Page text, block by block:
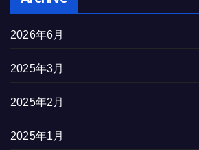
2026年6月
2025年3月
2025年2月
2025年1月